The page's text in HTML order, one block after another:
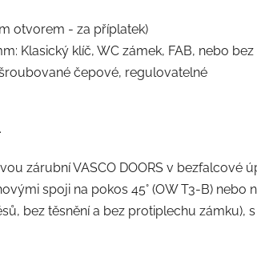
otvorem - za příplatek)
Klasický klíč, WC zámek, FAB, nebo
čepové, regulovatelné
zárubní VASCO DOORS v bezfalcové
spoji na pokos 45° (OW T3-B) nebo
bez těsnění a bez protiplechu zámku),